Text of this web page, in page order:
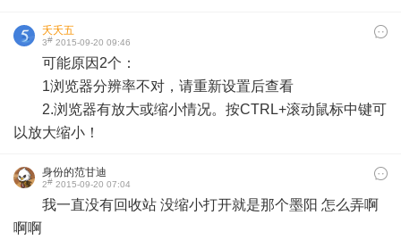
夭夭五
3# 2015-09-20 09:46
可能原因2个：
1浏览器分辨率不对，请重新设置后查看
2.浏览器有放大或缩小情况。按CTRL+滚动鼠标中键可
以放大缩小！
身份的范甘迪
2# 2015-09-20 07:04
我一直没有回收站 没缩小打开就是那个墨阳 怎么弄啊
啊啊